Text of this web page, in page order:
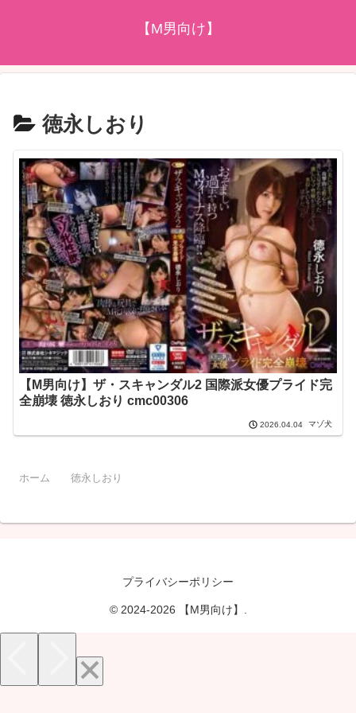
【M男向け】
徳永しおり
【M男向け】ザ・スキャンダル2 国際派女優プライド完
全崩壊 徳永しおり cmc00306
2026.04.04 マゾ犬
ホーム 徳永しおり
プライバシーポリシー
© 2024-2026 【M男向け】.